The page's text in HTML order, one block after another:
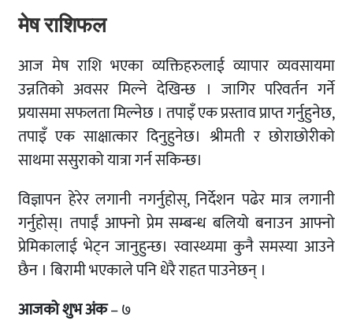
मेष राशिफल
आज मेष राशि भएका व्यक्तिहरुलाई व्यापार व्यवसायमा
उन्नतिको अवसर मिल्ने देखिन्छ । जागिर परिवर्तन गर्ने
प्रयासमा सफलता मिल्नेछ । तपाइँ एक प्रस्ताव प्राप्त गर्नुहुनेछ,
तपाइँ एक साक्षात्कार दिनुहुनेछ। श्रीमती र छोराछोरीको
साथमा ससुराको यात्रा गर्न सकिन्छ।
विज्ञापन हेरेर लगानी नगर्नुहोस्, निर्देशन पढेर मात्र लगानी
गर्नुहोस्। तपाईं आफ्नो प्रेम सम्बन्ध बलियो बनाउन आफ्नो
प्रेमिकालाई भेट्न जानुहुन्छ। स्वास्थ्यमा कुनै समस्या आउने
छैन । बिरामी भएकाले पनि धेरै राहत पाउनेछन् ।
आजको शुभ अंक– ७